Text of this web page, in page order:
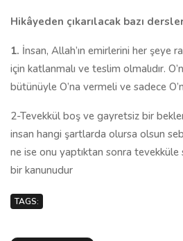
Hikâyeden çıkarılacak bazı
1. İnsan, Allah’ın emirlerini her şeye
için katlanmalı ve teslim olmalıdır.
bütünüyle O’na vermeli ve sadece
2-Tevekkül boş ve gayretsiz bir
insan hangi şartlarda olursa olsun
ne ise onu yaptıktan sonra tevekküle
bir kanunudur
TAGS: